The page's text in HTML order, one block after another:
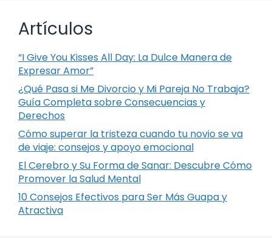
Artículos
“I Give You Kisses All Day: La Dulce Manera de
Expresar Amor”
¿Qué Pasa si Me Divorcio y Mi Pareja No Trabaja?
Guía Completa sobre Consecuencias y
Derechos
Cómo superar la tristeza cuando tu novio se va
de viaje: consejos y apoyo emocional
El Cerebro y Su Forma de Sanar: Descubre Cómo
Promover la Salud Mental
10 Consejos Efectivos para Ser Más Guapa y
Atractiva